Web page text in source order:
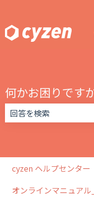
何かお困りです
cyzen ヘルプセンター
オンラインマニュアル